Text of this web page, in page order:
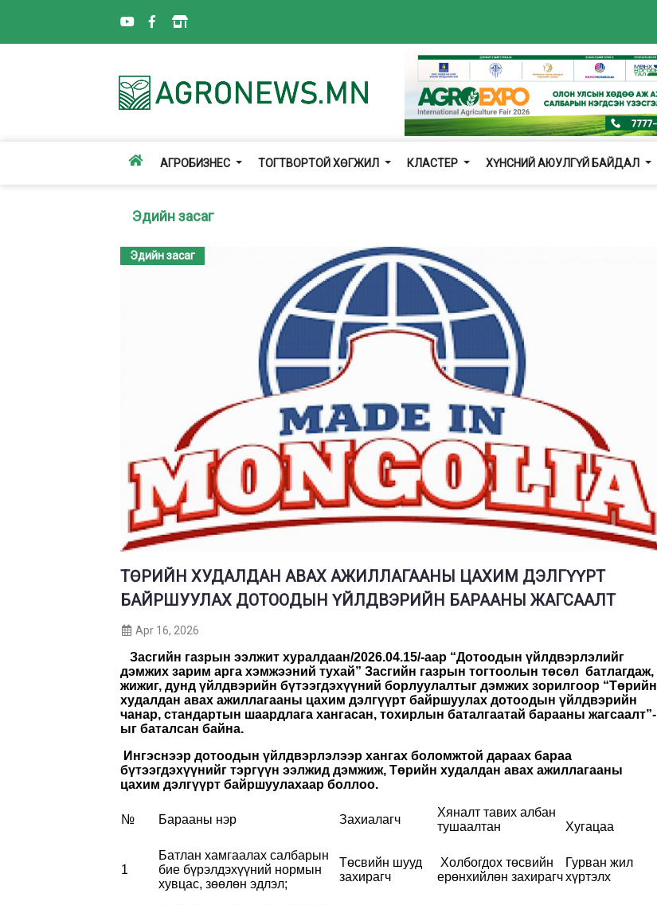
АГРОБИЗНЕС ТОГТВОРТОЙ ХӨГЖИЛ КЛАСТЕР ХҮНСНИЙ АЮУЛГҮЙ БАЙДАЛ
Эдийн засаг
Эдийн засаг
ТӨРИЙН ХУДАЛДАН АВАХ АЖИЛЛАГААНЫ ЦАХИМ ДЭЛГҮҮРТ
БАЙРШУУЛАХ ДОТООДЫН ҮЙЛДВЭРИЙН БАРААНЫ ЖАГСААЛТ
Apr 16, 2026
Засгийн газрын ээлжит хуралдаан/2026.04.15/-аар “Дотоодын үйлдвэрлэлийг
дэмжих зарим арга хэмжээний тухай” Засгийн газрын тогтоолын төсөл батлагдаж,
жижиг, дунд үйлдвэрийн бүтээгдэхүүний борлуулалтыг дэмжих зорилгоор “Төрийн
худалдан авах ажиллагааны цахим дэлгүүрт байршуулах дотоодын үйлдвэрийн
чанар, стандартын шаардлага хангасан, тохирлын баталгаатай барааны жагсаалт”-
ыг баталсан байна.
Ингэснээр дотоодын үйлдвэрлэлээр хангах боломжтой дараах бараа
бүтээгдэхүүнийг тэргүүн ээлжид дэмжиж, Төрийн худалдан авах ажиллагааны
цахим дэлгүүрт байршуулахаар боллоо.
№ Барааны нэр Захиалагч
Хяналт тавих албан
тушаалтан
Хугацаа
1
Батлан хамгаалах салбарын
бие бүрэлдэхүүний нормын
хувцас, зөөлөн эдлэл;
Төсвийн шууд
захирагч
Холбогдох төсвийн
ерөнхийлөн захирагч
Гурван жил
хүртэлх